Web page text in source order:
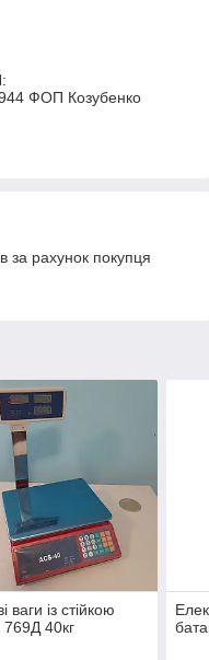
ФОП Козубенко
за рахунок покупця
ваги із стійкою
40кг